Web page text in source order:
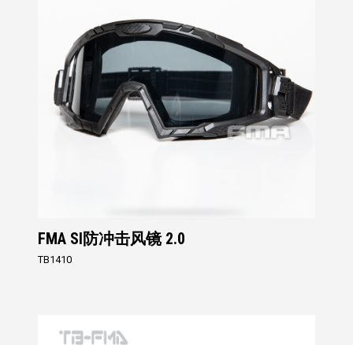
FMA SI防冲击风镜 2.0
TB1410